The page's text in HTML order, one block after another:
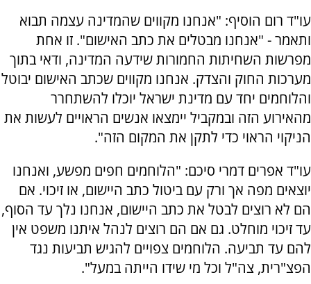
עו"ד רום הוסיף: "אנחנו מקווים שהמדינה עצמה תבוא
ותאמר - "אנחנו מבטלים את כתב האישום". זו אחת
מפרשות השחיתות החמורות שידעה המדינה, ודאי בתוך
מערכות החוק והצדק. אנחנו מקווים שכתב האישום יבוטל
והלוחמים יחד עם מדינת ישראל יוכלו להשתחרר
מהאירוע הזה ובמקביל יימצאו אנשים הראויים לעשות את
הניקוי הראוי כדי לתקן את המקום הזה".
עו"ד אפרים דמרי סיכם: "הלוחמים חפים מפשע, ואנחנו
יוצאים מפה אך ורק עם ביטול כתב היישום, או זיכוי. אם
הם לא רוצים לבטל את כתב היישום, אנחנו נלך עד הסוף,
עד זיכוי מוחלט. גם אם הם רוצים לנהל איתנו משפט אין
להם עד תביעה. הלוחמים צפויים להגיש תביעות נגד
הפצ"רית, צה"ל וכל מי שידו הייתה במעל".